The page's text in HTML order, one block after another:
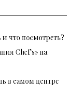
что посмотреть?
Chef’s» на
в самом центре